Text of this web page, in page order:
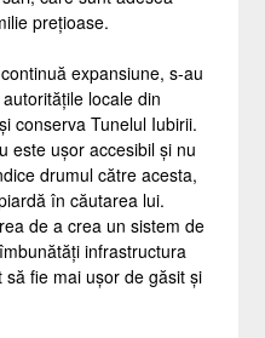
prețioase.
expansiune, s-au
locale din
conserva Tunelul Iubirii.
este ușor accesibil și nu
drumul către acesta,
în căutarea lui.
de a crea un sistem de
infrastructura
fie mai ușor de găsit și